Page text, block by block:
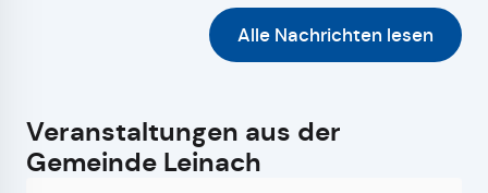
Alle Nachrichten lesen
Veranstaltungen aus der
Gemeinde Leinach